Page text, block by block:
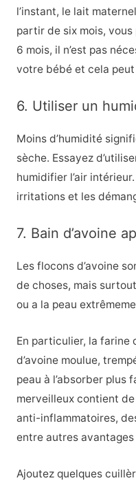
l’instant, le lait
partir de six mois, vous
6 mois, il n’est pas
votre bébé et cela
6. Utiliser un
Moins d’humidité
sèche. Essayez
humidifier l’air
irritations et les
7. Bain d’avoine
Les flocons d’avoine
de choses, mais
ou a la peau
En particulier, la farine
d’avoine moulue,
peau à l’absorber plus
merveilleux contient
anti-inflammatoires,
entre autres avantages
Ajoutez quelques